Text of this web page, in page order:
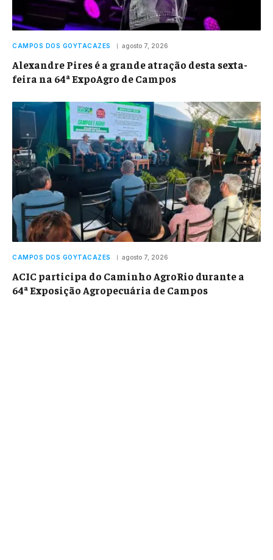
CAMPOS DOS GOYTACAZES agosto 7, 2026
Alexandre Pires é a grande atração desta sexta-
feira na 64ª ExpoAgro de Campos
CAMPOS DOS GOYTACAZES agosto 7, 2026
ACIC participa do Caminho AgroRio durante a
64ª Exposição Agropecuária de Campos